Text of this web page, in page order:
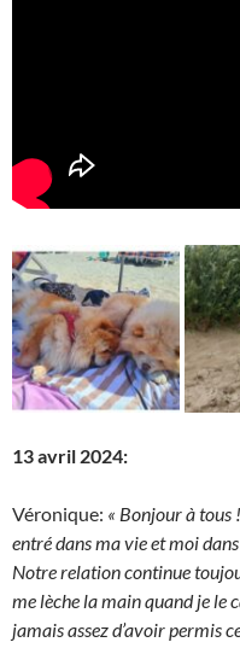
13 avril 2024:
Véronique: « Bonjour à tous
entré dans ma vie et moi
Notre relation continue
me lèche la main quand je le
jamais assez d’avoir permis